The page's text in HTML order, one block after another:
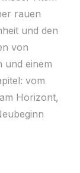
rauen
und den
von
und einem
vom
Horizont,